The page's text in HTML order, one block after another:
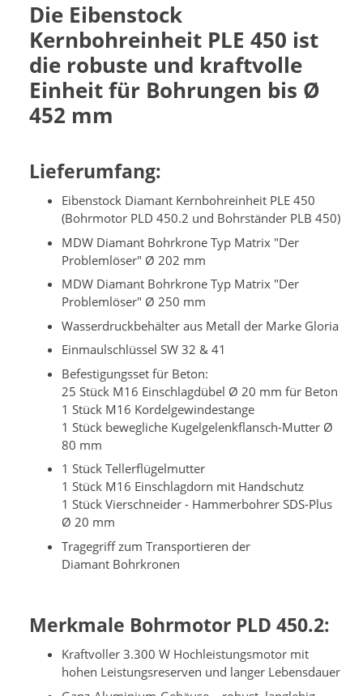
Die Eibenstock
Kernbohreinheit PLE 450 ist
die robuste und kraftvolle
Einheit für Bohrungen bis Ø
452 mm
Lieferumfang:
Eibenstock Diamant Kernbohreinheit PLE 450
(Bohrmotor PLD 450.2 und Bohrständer PLB 450)
MDW Diamant Bohrkrone Typ Matrix "Der
Problemlöser" Ø 202 mm
MDW Diamant Bohrkrone Typ Matrix "Der
Problemlöser" Ø 250 mm
Wasserdruckbehälter aus Metall der Marke Gloria
Einmaulschlüssel SW 32 & 41
Befestigungsset für Beton:
25 Stück M16 Einschlagdübel Ø 20 mm für Beton
1 Stück M16 Kordelgewindestange
1 Stück bewegliche Kugelgelenkflansch-Mutter Ø
80 mm
1 Stück Tellerflügelmutter
1 Stück M16 Einschlagdorn mit Handschutz
1 Stück Vierschneider - Hammerbohrer SDS-Plus
Ø 20 mm
Tragegriff zum Transportieren der
Diamant Bohrkronen
Merkmale Bohrmotor PLD 450.2:
Kraftvoller 3.300 W Hochleistungsmotor mit
hohen Leistungsreserven und langer Lebensdauer